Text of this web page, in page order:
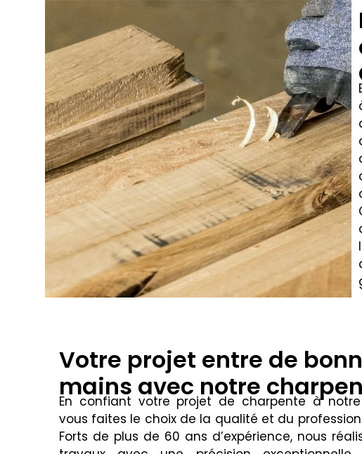
Votre projet entre de
mains avec notre
En confiant votre projet de charpente à
vous faites le choix de la qualité et du
Forts de plus de 60 ans d’expérience, nous